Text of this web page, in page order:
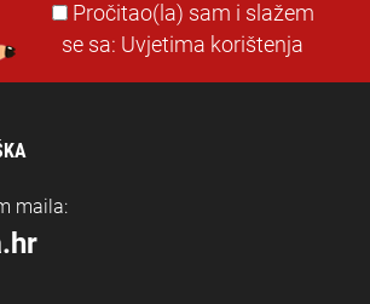
Pročitao(la) sam i slažem
se sa: Uvjetima korištenja
maila: